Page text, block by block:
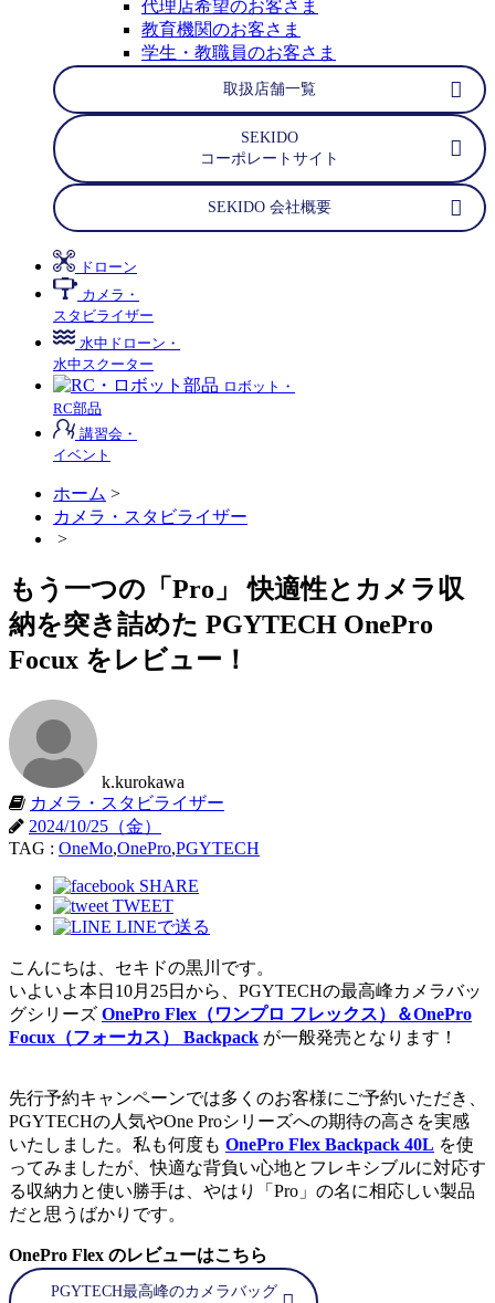
代理店希望のお客さま
教育機関のお客さま
学生・教職員のお客さま
取扱店舗一覧
SEKIDO
コーポレートサイト
SEKIDO 会社概要
ドローン
カメラ・
スタビライザー
水中ドローン・
水中スクーター
ロボット・
RC部品
講習会・
イベント
ホーム >
カメラ・スタビライザー
>
もう一つの「Pro」 快適性とカメラ収
納を突き詰めた PGYTECH OnePro
Focux をレビュー！
k.kurokawa
カメラ・スタビライザー
2024/10/25（金）
TAG : OneMo,OnePro,PGYTECH
SHARE
TWEET
LINEで送る
こんにちは、セキドの黒川です。
いよいよ本日10月25日から、PGYTECHの最高峰カメラバッ
グシリーズ OnePro Flex（ワンプロ フレックス）＆OnePro
Focux（フォーカス） Backpack が一般発売となります！
先行予約キャンペーンでは多くのお客様にご予約いただき、
PGYTECHの人気やOne Proシリーズへの期待の高さを実感
いたしました。私も何度も OnePro Flex Backpack 40L を使
ってみましたが、快適な背負い心地とフレキシブルに対応す
る収納力と使い勝手は、やはり「Pro」の名に相応しい製品
だと思うばかりです。
OnePro Flex のレビューはこちら
PGYTECH最高峰のカメラバッグ